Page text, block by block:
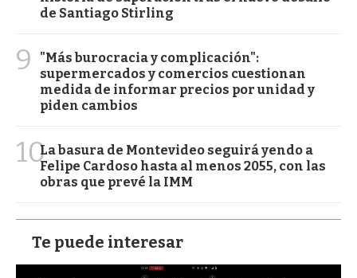
de Santiago Stirling
9
"Más burocracia y complicación":
supermercados y comercios cuestionan
medida de informar precios por unidad y
piden cambios
10La basura de Montevideo seguirá yendo a
Felipe Cardoso hasta al menos 2055, con las
obras que prevé la IMM
Te puede interesar